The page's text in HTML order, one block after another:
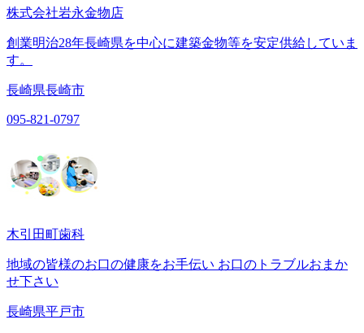
株式会社岩永金物店
創業明治28年長崎県を中心に建築金物等を安定供給していま
す。
長崎県長崎市
095-821-0797
木引田町歯科
地域の皆様のお口の健康をお手伝い お口のトラブルおまか
せ下さい
長崎県平戸市